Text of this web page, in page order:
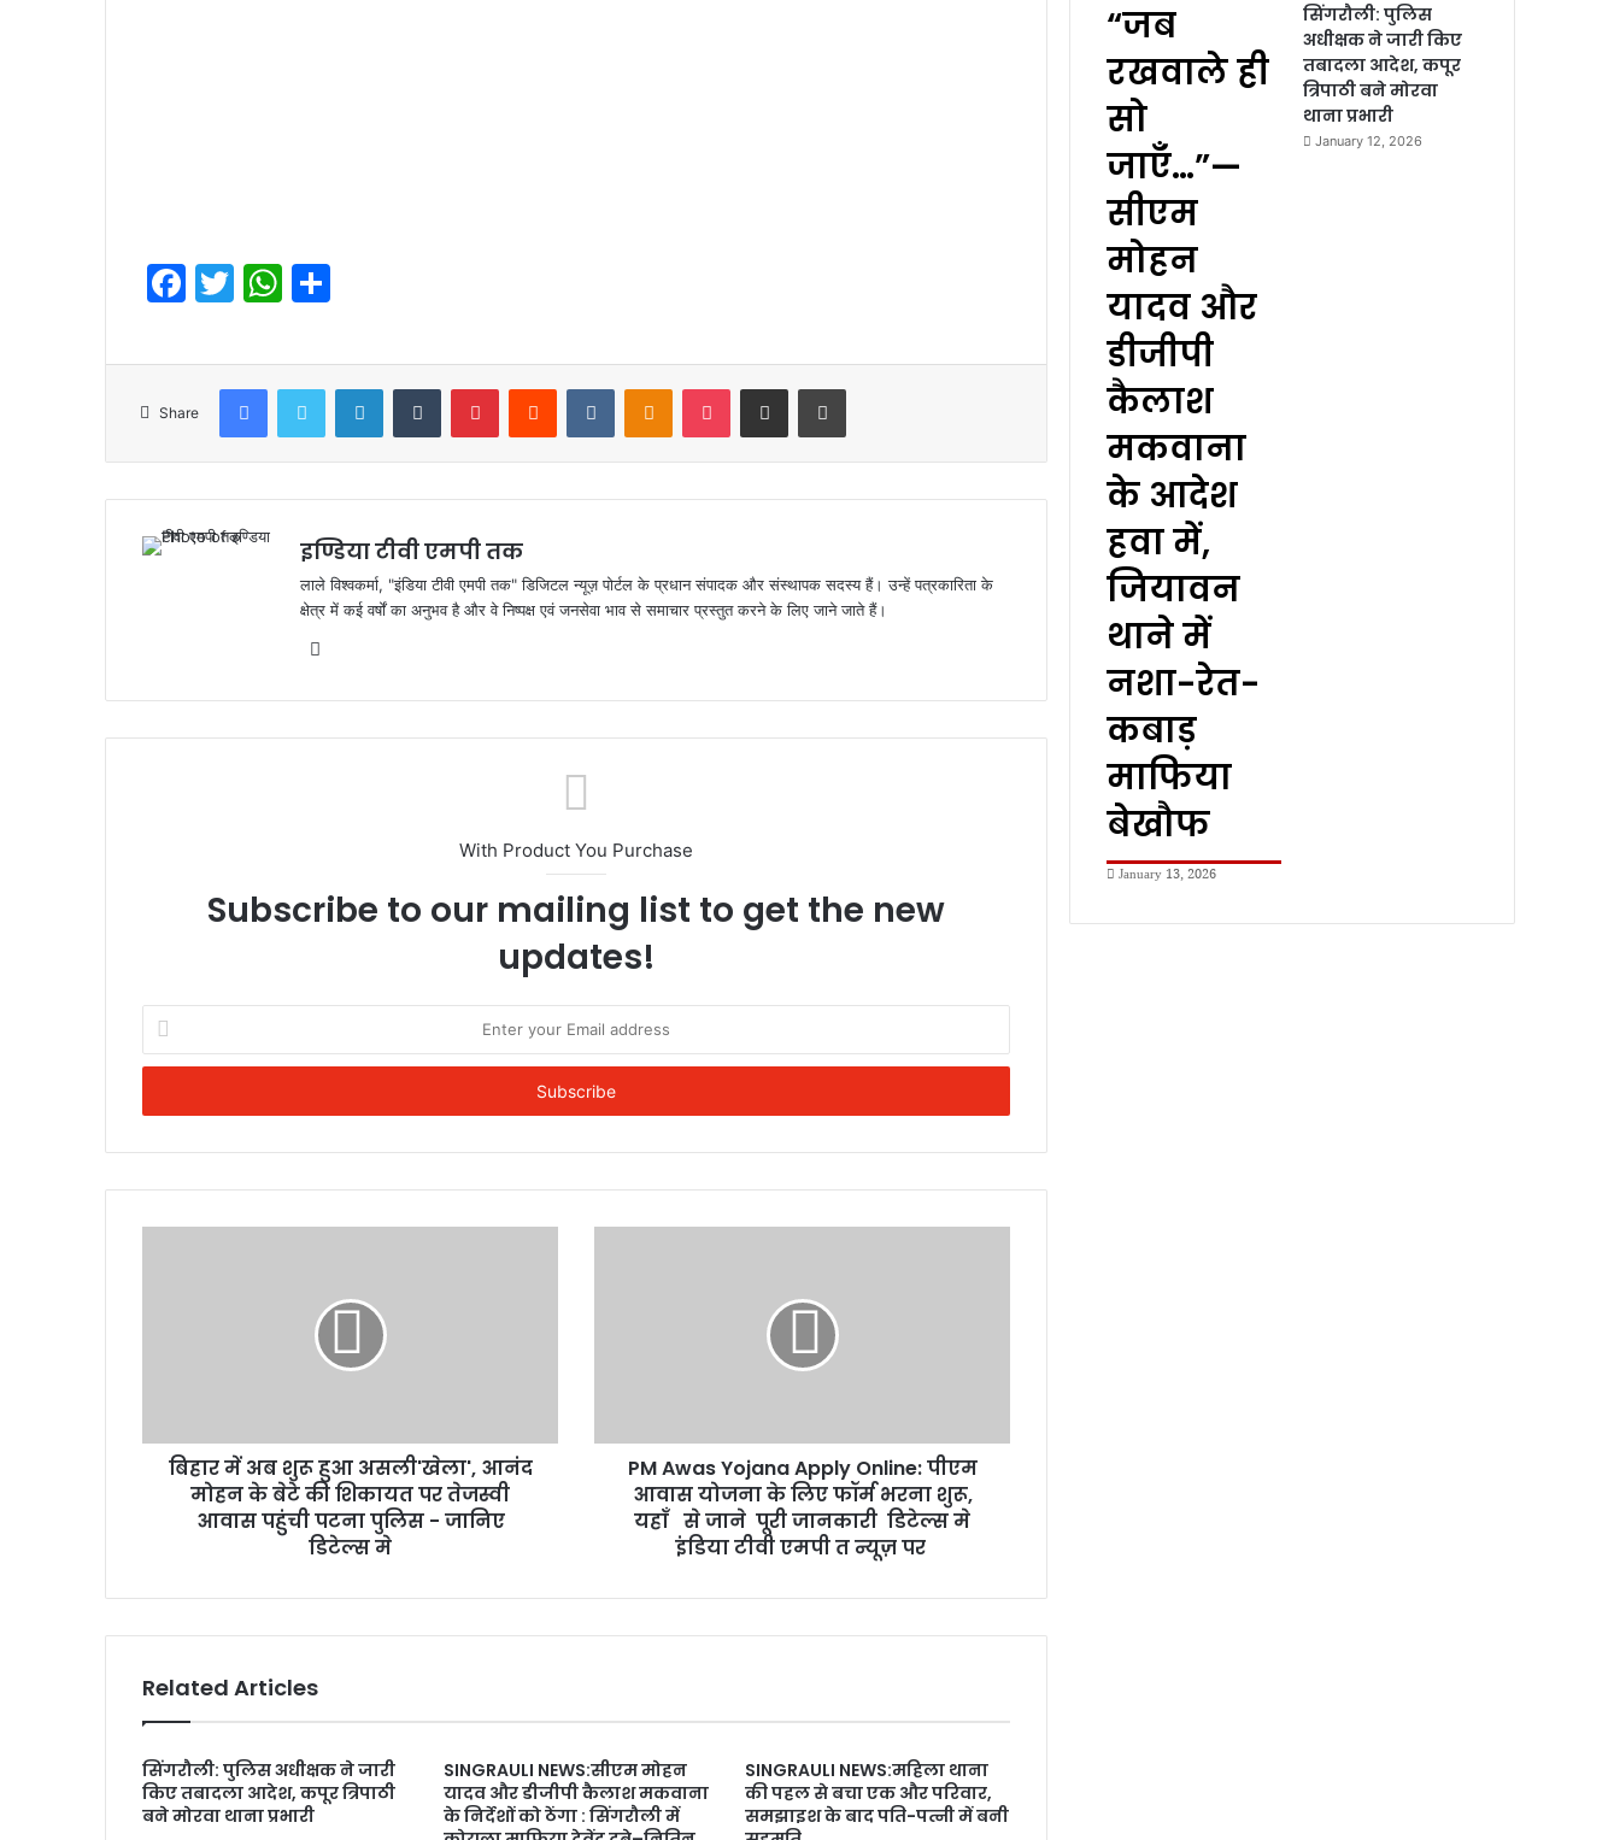
F
c
e
o
o
k
T
itt
er
W
at
s
A
p
p
ar
e
Share
FacebookTwitter LinkedInTumblr PinterestReddit VKontakteOdnoklassniki
Pocket Share via Email Print
इण्डिया टीवी एमपी तक
लाले विश्वकर्मा, "इंडिया टीवी एमपी तक" डिजिटल न्यूज़ पोर्टल के प्रधान संपादक और संस्थापक सदस्य हैं। उन्हें पत्रकारिता के
क्षेत्र में कई वर्षों का अनुभव है और वे निष्पक्ष एवं जनसेवा भाव से समाचार प्रस्तुत करने के लिए जाने जाते हैं।
With Product You Purchase
Subscribe to our mailing list to get the new
updates!
your
Email
बिहार में अब शुरू हुआ असली'खेला', आनंद
मोहन के बेटे की शिकायत पर तेजस्वी
आवास पहुंची पटना पुलिस - जानिए
डिटेल्स मे
PM Awas Yojana Apply Online: पीएम
आवास योजना के लिए फॉर्म भरना शुरू,
यहाँ से जाने पूरी जानकारी डिटेल्स मे
इंडिया टीवी एमपी त न्यूज़ पर
Related Articles
सिंगरौली: पुलिस अधीक्षक ने जारी
किए तबादला आदेश, कपूर त्रिपाठी
बने मोरवा थाना प्रभारी
SINGRAULI NEWS:सीएम मोहन
यादव और डीजीपी कैलाश मकवाना
के निर्देशों को ठेंगा : सिंगरौली में
SINGRAULI NEWS:महिला थाना
की पहल से बचा एक और परिवार,
समझाइश के बाद पति-पत्नी में बनी
“जब
रखवाले ही
सो
जाएँ…”—
सीएम
मोहन
यादव और
डीजीपी
कैलाश
मकवाना
के आदेश
हवा में,
जियावन
थाने में
नशा-रेत-
कबाड़
माफिया
बेखौफ
January 13, 2026
सिंगरौली: पुलिस
अधीक्षक ने जारी किए
तबादला आदेश, कपूर
त्रिपाठी बने मोरवा
थाना प्रभारी
January 12, 2026